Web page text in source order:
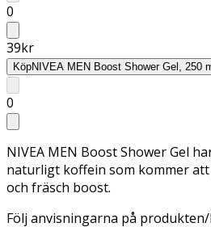
0
39kr
KöpNIVEA MEN Boost Shower Gel, 250
0
NIVEA MEN Boost Shower Gel
naturligt koffein som kommer
och fräsch boost.
Följ anvisningarna på